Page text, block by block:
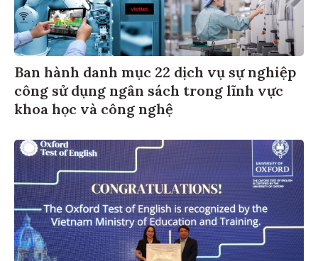
Ban hành danh mục 22 dịch vụ sự nghiệp
công sử dụng ngân sách trong lĩnh vực
khoa học và công nghệ